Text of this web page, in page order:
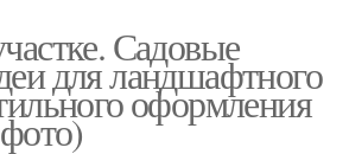
Садовые
для ландшафтного
оформления